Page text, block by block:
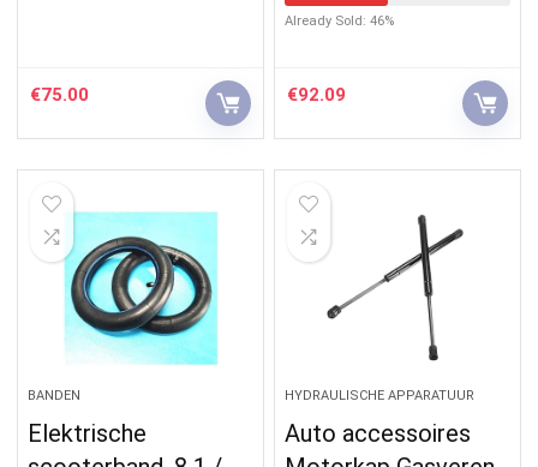
€75.00
Already Sold: 46%
€92.09
BANDEN
Elektrische
HYDRAULISCHE APPARATUUR
Auto accessoires